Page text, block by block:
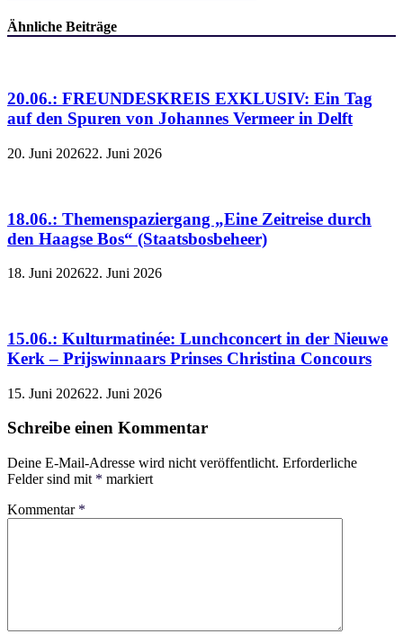
Ähnliche Beiträge
20.06.: FREUNDESKREIS EXKLUSIV: Ein Tag
auf den Spuren von Johannes Vermeer in Delft
20. Juni 202622. Juni 2026
18.06.: Themenspaziergang „Eine Zeitreise durch
den Haagse Bos“ (Staatsbosbeheer)
18. Juni 202622. Juni 2026
15.06.: Kulturmatinée: Lunchconcert in der Nieuwe
Kerk – Prijswinnaars Prinses Christina Concours
15. Juni 202622. Juni 2026
Schreibe einen Kommentar
Deine E-Mail-Adresse wird nicht veröffentlicht. Erforderliche
Felder sind mit * markiert
Kommentar *